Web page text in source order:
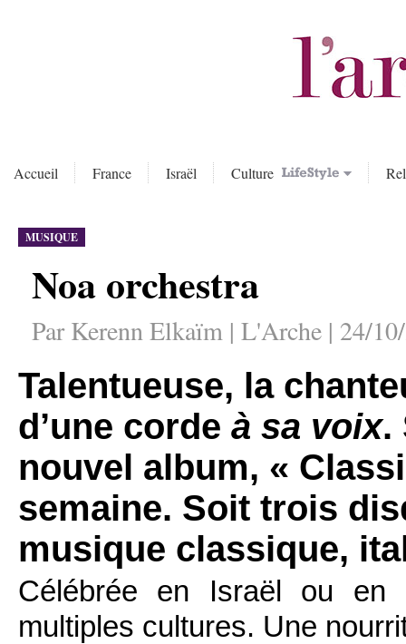
Accueil France Israël Culture
MUSIQUE
Noa orchestra
Par Kerenn Elkaïm | L'Arche | 24/
Talentueuse, la
d’une corde à sa voix.
nouvel album, «
semaine. Soit trois
musique classique,
Célébrée en Israël ou
multiples cultures. Une